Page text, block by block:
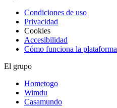
Condiciones de uso
Privacidad
Cookies
Accesibilidad
Cómo funciona la plataforma
El grupo
Hometogo
Wimdu
Casamundo